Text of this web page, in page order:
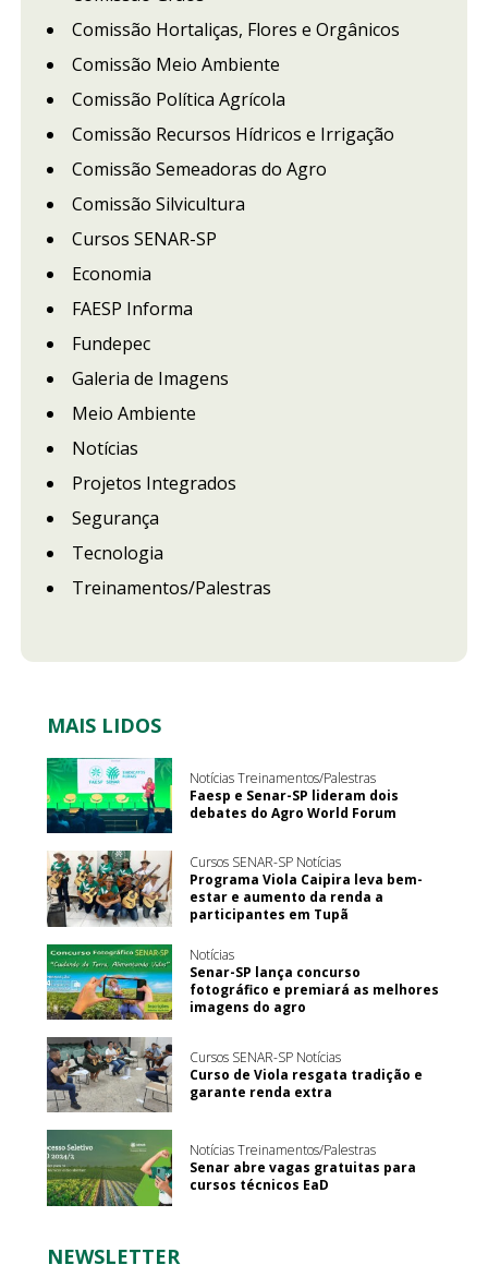
Comissão Hortaliças, Flores e Orgânicos
Comissão Meio Ambiente
Comissão Política Agrícola
Comissão Recursos Hídricos e Irrigação
Comissão Semeadoras do Agro
Comissão Silvicultura
Cursos SENAR-SP
Economia
FAESP Informa
Fundepec
Galeria de Imagens
Meio Ambiente
Notícias
Projetos Integrados
Segurança
Tecnologia
Treinamentos/Palestras
MAIS LIDOS
Notícias Treinamentos/Palestras
Faesp e Senar-SP lideram dois
debates do Agro World Forum
Cursos SENAR-SP Notícias
Programa Viola Caipira leva bem-
estar e aumento da renda a
participantes em Tupã
Notícias
Senar-SP lança concurso
fotográfico e premiará as melhores
imagens do agro
Cursos SENAR-SP Notícias
Curso de Viola resgata tradição e
garante renda extra
Notícias Treinamentos/Palestras
Senar abre vagas gratuitas para
cursos técnicos EaD
NEWSLETTER